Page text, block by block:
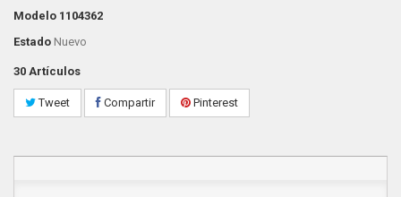
Modelo 1104362
Estado Nuevo
30 Artículos
Tweet Compartir Pinterest